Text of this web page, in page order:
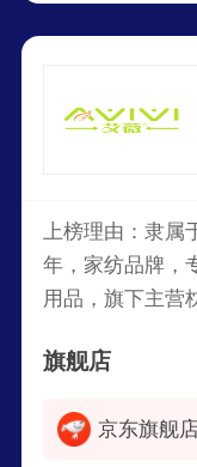
上榜理由：隶
年，家纺品牌，
用品，旗下主营
旗舰店
京东旗舰